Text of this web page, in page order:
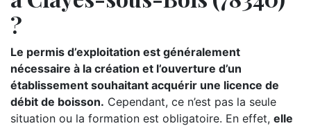
?
Le permis d’exploitation est généralement
nécessaire à la création et l’ouverture d’un
établissement souhaitant acquérir une licence de
débit de boisson. Cependant, ce n’est pas la seule
situation ou la formation est obligatoire. En effet, elle